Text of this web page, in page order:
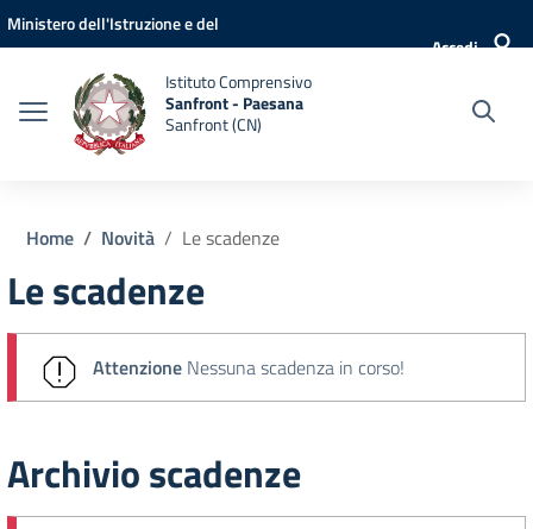
Vai ai contenuti
Vai al menu di navigazione
Vai al footer
Ministero dell'Istruzione e del
Accedi
Istituto Comprensivo
Sanfront - Paesana
Sanfront (CN)
Home Novità Le scadenze
Le scadenze
Attenzione Nessuna scadenza in corso!
Archivio scadenze